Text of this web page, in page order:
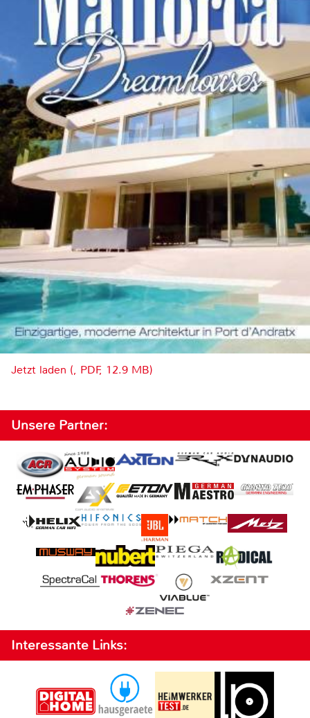
Jetzt laden (, PDF, 12.9 MB)
Unsere Partner:
Interessante Links: